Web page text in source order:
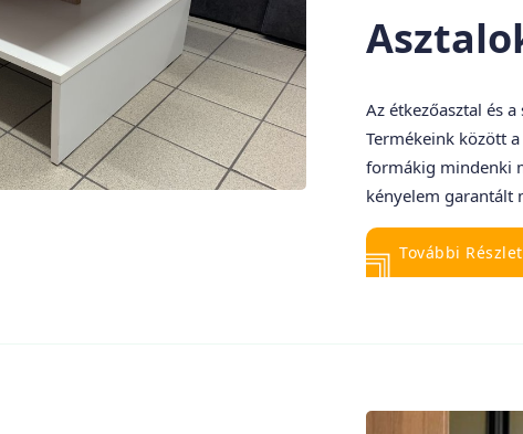
Az étkezőasztal és
Termékeink között
formákig mindenki
kényelem garantált
További